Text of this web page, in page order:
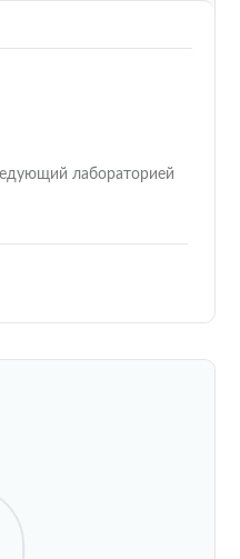
лабораторией